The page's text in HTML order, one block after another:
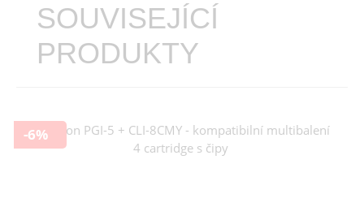
SOUVISEJÍCÍ
PRODUKTY
-6%